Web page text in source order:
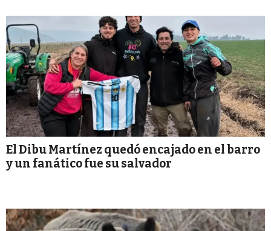
El Dibu Martínez quedó encajado en el barro
y un fanático fue su salvador